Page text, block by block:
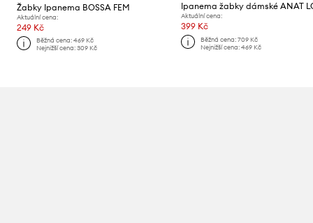
Žabky Ipanema BOSSA FEM
Aktuální cena:
249 Kč
Běžná cena:469 Kč
Nejnižší cena:309 Kč
Ipanema žabky dámské ANAT
Aktuální cena:
399 Kč
Běžná cena: 709 Kč
Nejnižší cena: 469 Kč